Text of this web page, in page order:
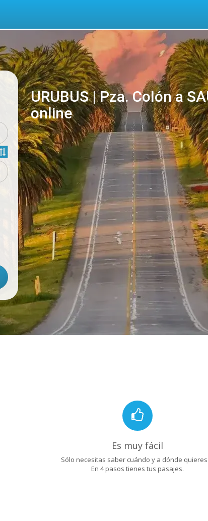
URUBUS | Pza. Colón a
online
Es muy fácil
Sólo necesitas saber cuándo y a dónde quieres
En 4 pasos tienes tus pasajes.